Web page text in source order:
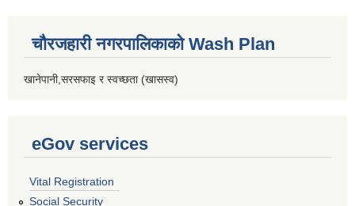
चौरजहारी नगरपालिकाको Wash Plan
खानेपानी,सरसफाइ र स्वच्छता (खासस्व)
eGov services
Vital Registration
Social Security